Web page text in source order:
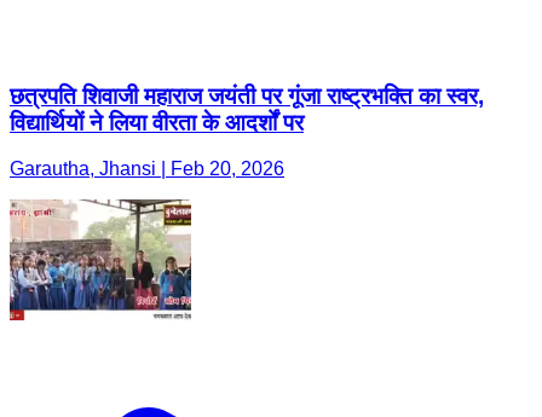
छत्रपति शिवाजी महाराज जयंती पर गूंजा राष्ट्रभक्ति का स्वर,
विद्यार्थियों ने लिया वीरता के आदर्शों पर
Garautha, Jhansi | Feb 20, 2026